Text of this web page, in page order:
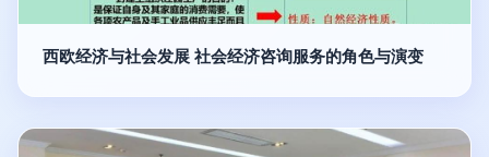
西欧经济与社会发展 社会经济咨询服务的角色与演变